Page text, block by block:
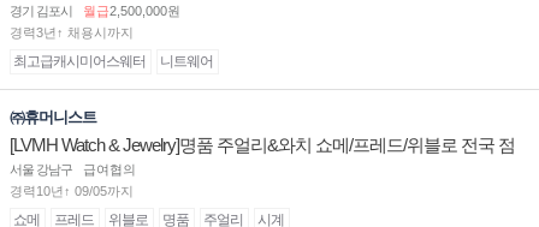
경기 김포시 월급2,500,000원
경력3년↑ 채용시까지
최고급캐시미어스웨터 니트웨어
㈜휴머니스트
[LVMH Watch & Jewelry]명품 주얼리&와치 쇼메/프레드/위블로 전국 점
장/부점장/판매사원 채용
서울 강남구
급여협의
경력10년↑ 09/05까지
쇼메 프레드 위블로 명품 주얼리 시계